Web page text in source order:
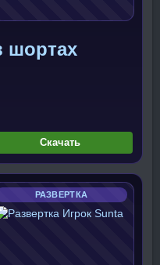
шортах
Скачать
РАЗВЕРТКА